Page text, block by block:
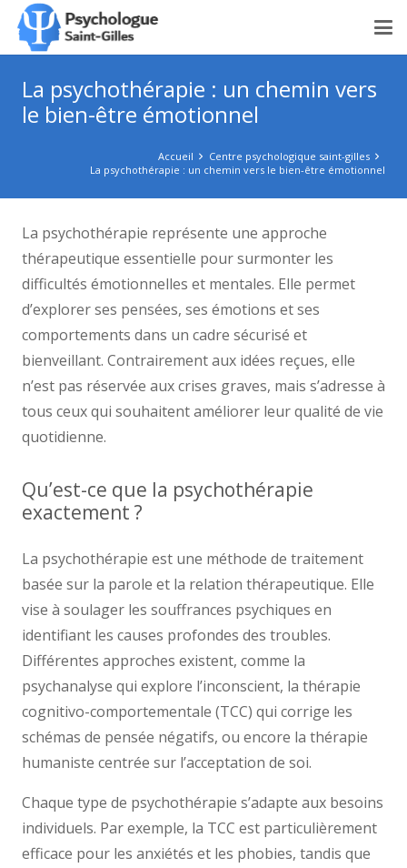
La psychothérapie : un chemin vers
le bien-être émotionnel
Accueil
Centre psychologique saint-gilles
La psychothérapie : un chemin vers le bien-être émotionnel
La psychothérapie représente une approche
thérapeutique essentielle pour surmonter les
difficultés émotionnelles et mentales. Elle permet
d’explorer ses pensées, ses émotions et ses
comportements dans un cadre sécurisé et
bienveillant. Contrairement aux idées reçues, elle
n’est pas réservée aux crises graves, mais s’adresse à
tous ceux qui souhaitent améliorer leur qualité de vie
quotidienne.
Qu’est-ce que la psychothérapie
exactement ?
La psychothérapie est une méthode de traitement
basée sur la parole et la relation thérapeutique. Elle
vise à soulager les souffrances psychiques en
identifiant les causes profondes des troubles.
Différentes approches existent, comme la
psychanalyse qui explore l’inconscient, la thérapie
cognitivo-comportementale (TCC) qui corrige les
schémas de pensée négatifs, ou encore la thérapie
humaniste centrée sur l’acceptation de soi.
Chaque type de psychothérapie s’adapte aux besoins
individuels. Par exemple, la TCC est particulièrement
efficace pour les anxiétés et les phobies, tandis que